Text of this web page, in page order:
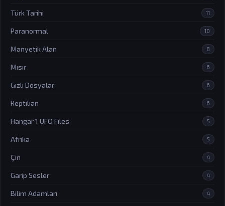
Türk Tarihi 11
Paranormal 10
Manyetik Alan 8
Mısır 6
Gizli Dosyalar 6
Reptilian 6
Hangar 1 UFO Files 5
Afrika 5
Çin 4
Garip Sesler 4
Bilim Adamları 4